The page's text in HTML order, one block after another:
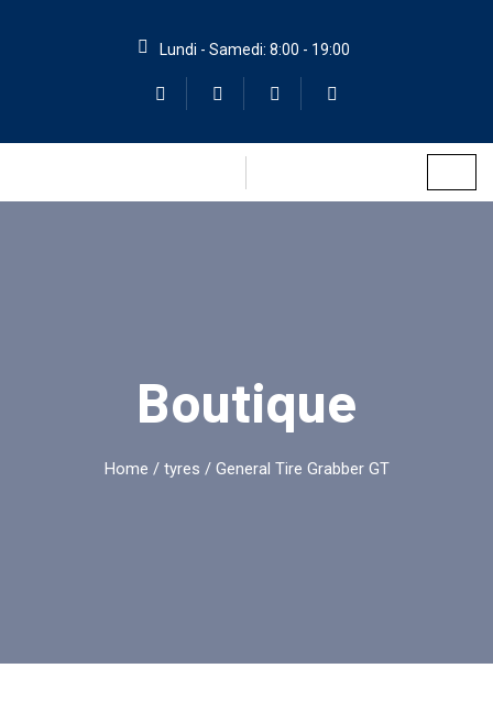
Lundi - Samedi: 8:00 - 19:00
Boutique
Home / tyres / General Tire Grabber GT